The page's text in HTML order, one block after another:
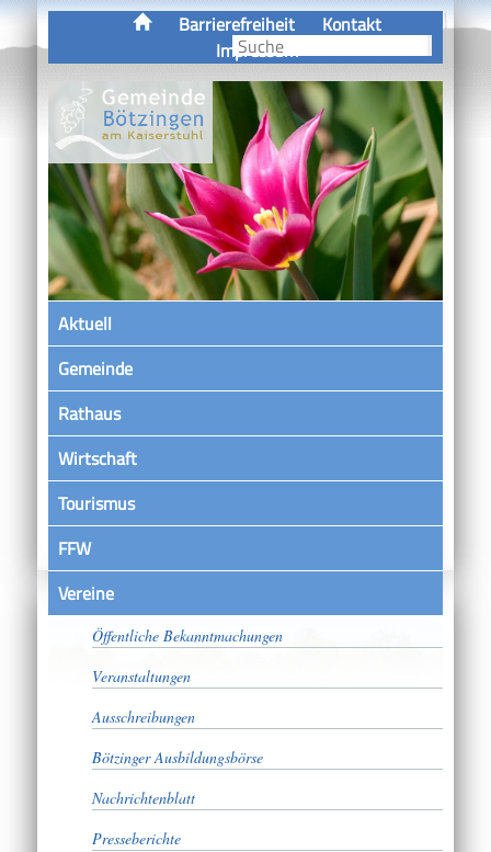
Barrierefreiheit
Kontakt
Impressum
Aktuell
Gemeinde
Rathaus
Wirtschaft
Tourismus
FFW
VereineSatzungen
Öffentliche Bekanntmachungen
Veranstaltungen
Ausschreibungen
Bötzinger Ausbildungsbörse
Nachrichtenblatt
Presseberichte